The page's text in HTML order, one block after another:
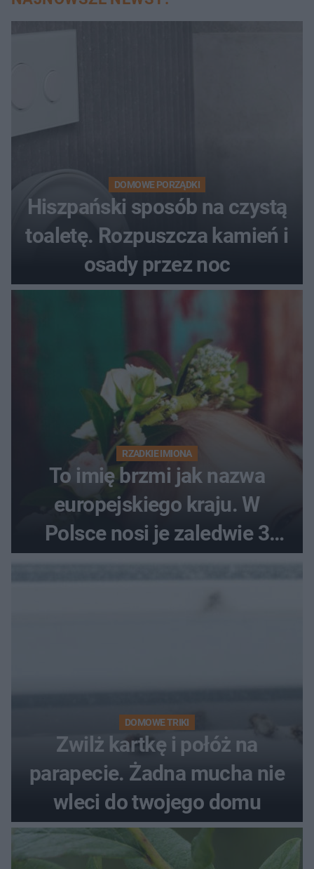
DOMOWE PORZĄDKI
Hiszpański sposób na czystą
toaletę. Rozpuszcza kamień i
osady przez noc
RZADKIE IMIONA
To imię brzmi jak nazwa
europejskiego kraju. W
Polsce nosi je zaledwie 3
DOMOWE TRIKI
Zwilż kartkę i połóż na
parapecie. Żadna mucha nie
wleci do twojego domu